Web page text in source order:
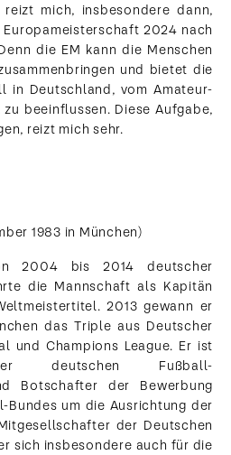
mich, insbesondere dann,
2024 nach
die EM kann die Menschen
und bietet die
in Deutschland, vom Amateur-
beeinflussen. Diese Aufgabe,
reizt mich sehr.
1983 in München)
2004 bis 2014 deutscher
die Mannschaft als Kapitän
2013 gewann er
das Triple aus Deutscher
und Champions League. Er ist
deutschen Fußball-
Botschafter der Bewerbung
Bundes um die Ausrichtung der
der Deutschen
sich insbesondere auch für die